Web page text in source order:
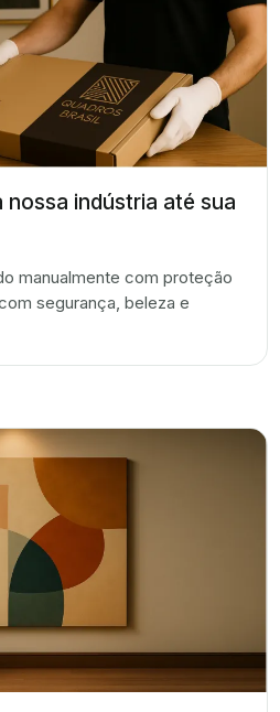
indústria até sua
manualmente com proteção
segurança, beleza e